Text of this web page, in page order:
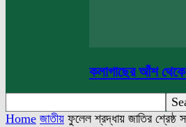
কলাগাছের আঁশ থেকে
Home জাতীয় ফুলেল শ্রদ্ধায় জাতির শ্রেষ্ঠ